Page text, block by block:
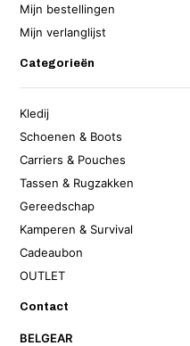
Mijn bestellingen
Mijn verlanglijst
Categorieën
Kledij
Schoenen & Boots
Carriers & Pouches
Tassen & Rugzakken
Gereedschap
Kamperen & Survival
Cadeaubon
OUTLET
Contact
BELGEAR